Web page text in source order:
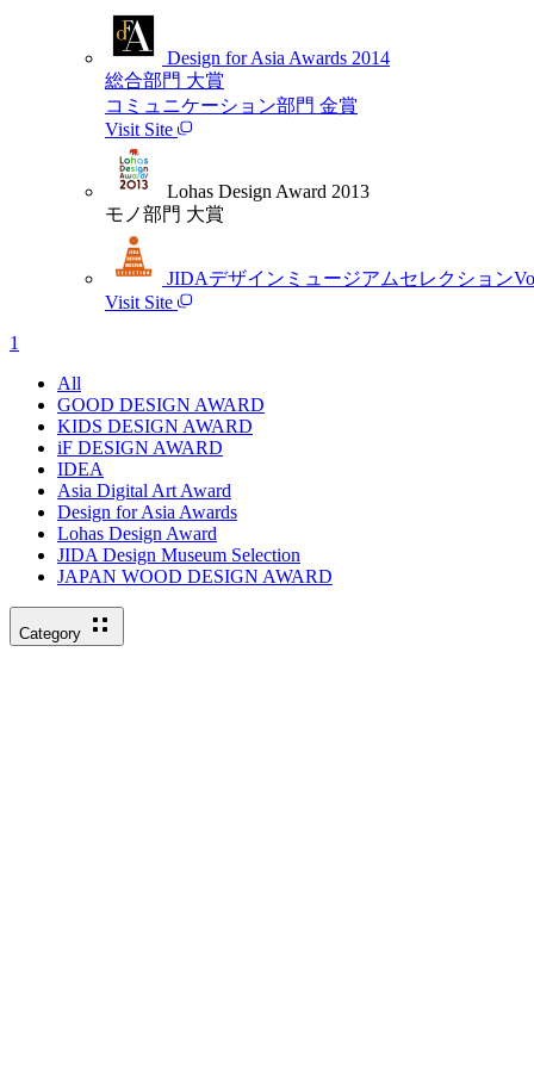
Design for Asia Awards 2014
総合部門 大賞
コミュニケーション部門 金賞
Visit Site
Lohas Design Award 2013
モノ部門 大賞
JIDAデザインミュージアムセレクション
Visit Site
1
All
GOOD DESIGN AWARD
KIDS DESIGN AWARD
iF DESIGN AWARD
IDEA
Asia Digital Art Award
Design for Asia Awards
Lohas Design Award
JIDA Design Museum Selection
JAPAN WOOD DESIGN AWARD
Category